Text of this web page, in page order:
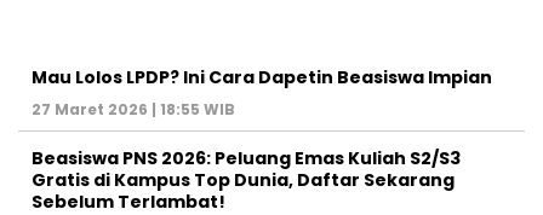
Mau Lolos LPDP? Ini Cara Dapetin Beasiswa Impian
27 Maret 2026 | 18:55 WIB
Beasiswa PNS 2026: Peluang Emas Kuliah S2/S3
Gratis di Kampus Top Dunia, Daftar Sekarang
Sebelum Terlambat!